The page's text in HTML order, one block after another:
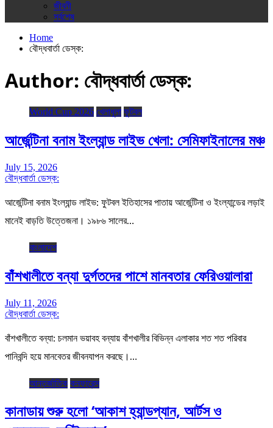
জীবনী
সর্বশেষ
Home
বৌদ্ধবার্তা ডেস্ক:
Author: বৌদ্ধবার্তা ডেস্ক:
World Cup 2026 খেলাধুলা ফুটবল
আর্জেন্টিনা বনাম ইংল্যান্ড লাইভ খেলা: সেমিফাইনালের মঞ্চ
July 15, 2026
বৌদ্ধবার্তা ডেস্ক:
আর্জেন্টিনা বনাম ইংল্যান্ড লাইভ: ফুটবল ইতিহাসের পাতায় আর্জেন্টিনা ও ইংল্যান্ডের লড়াই
মানেই বাড়তি উত্তেজনা। ১৯৮৬ সালের…
বাংলাদেশ
বাঁশখালীতে বন্যা দুর্গতদের পাশে মানবতার ফেরিওয়ালারা
July 11, 2026
বৌদ্ধবার্তা ডেস্ক:
বাঁশখালীতে বন্যা: চলমান ভয়াবহ বন্যায় বাঁশখালীর বিভিন্ন এলাকার শত শত পরিবার
পানিবন্দি হয়ে মানবেতর জীবনযাপন করছে।…
আন্তর্জাতিক কনফারেন্স
কানাডায় শুরু হলো ‘আকাশ হ্যান্ডপ্যান, আর্টস ও